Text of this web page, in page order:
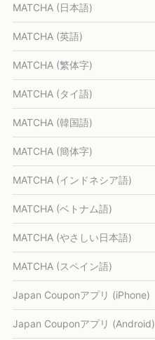
MATCHA (日本語)
MATCHA (英語)
MATCHA (繁体字)
MATCHA (タイ語)
MATCHA (韓国語)
MATCHA (簡体字)
MATCHA (インドネシア語)
MATCHA (ベトナム語)
MATCHA (やさしい日本語)
MATCHA (スペイン語)
Japan Couponアプリ (iPhone)
Japan Couponアプリ (Android)